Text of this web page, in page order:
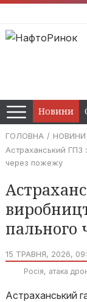
Новини
ГОЛОВНА
НОВИНИ
Астраханський ГПЗ
через пожежу
пального
15 ТРАВНЯ, 2026,
Росія атака
Астраханський